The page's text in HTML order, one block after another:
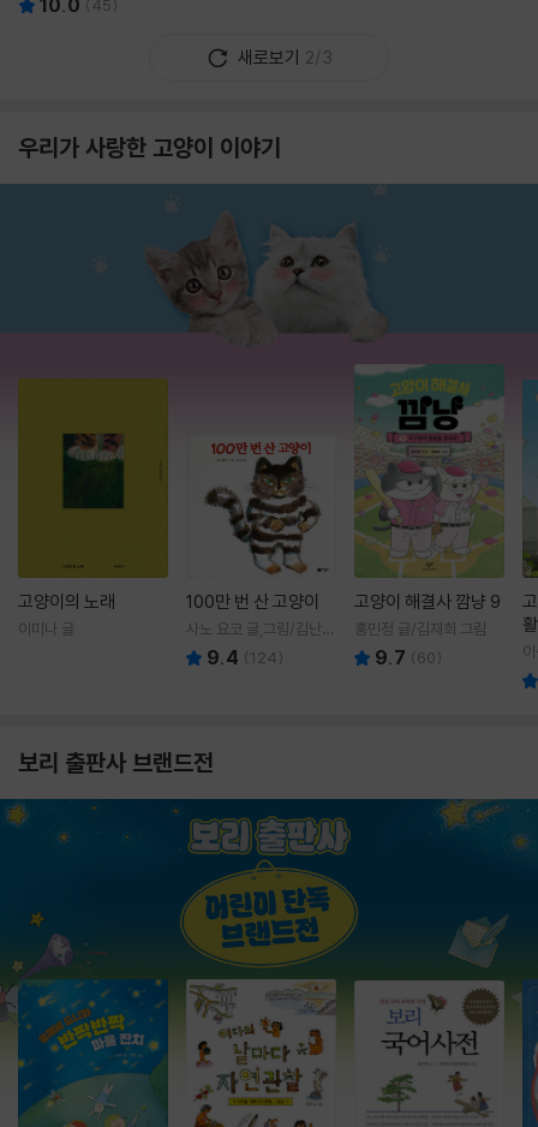
10.0 (45)
새로보기 2/3
우리가 사랑한 고양이 이야기
고양이의 노래
이미나 글
100만 번 산 고양이
사노 요코 글,그림/김난주
역 9.4 (124)
고양이 해결사 깜냥 9
홍민정 글/김재희 그림
9.7 (60)
보리 출판사 브랜드전